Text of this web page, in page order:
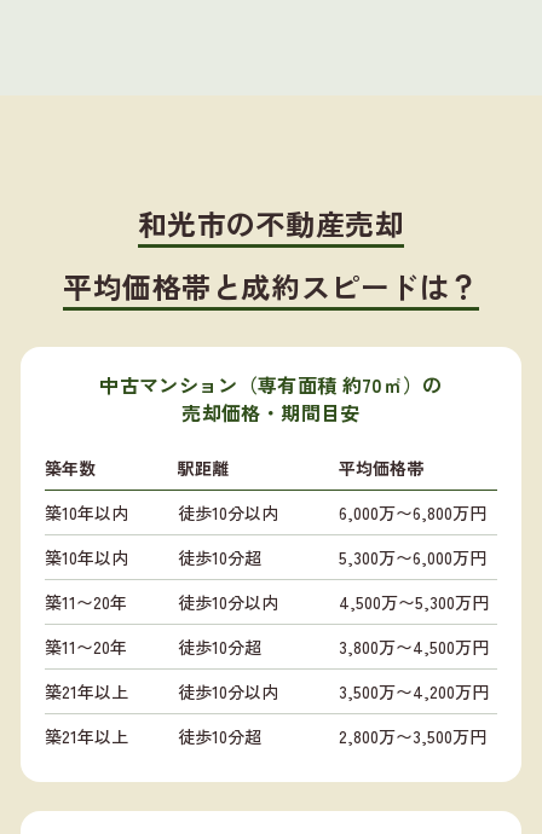
和光市の不動産売却
平均価格帯と成約スピードは？
中古マンション（専有面積 約70㎡）の
売却価格・期間目安
築年数 駅距離
平均価格帯
築10年以内
徒歩10分以内
6,000万〜6,800万円
築10年以内
徒歩10分超
5,300万〜6,000万円
築11〜20年
徒歩10分以内
4,500万〜5,300万円
築11〜20年
徒歩10分超
3,800万〜4,500万円
築21年以上
徒歩10分以内
3,500万〜4,200万円
築21年以上
徒歩10分超 2,800万〜3,500万円